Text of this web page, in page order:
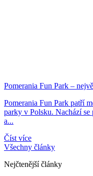
Pomerania Fun Park –
Pomerania Fun Park patří
parky v Polsku. Nachází se
a...
Číst více
Všechny články
Nejčtenější články